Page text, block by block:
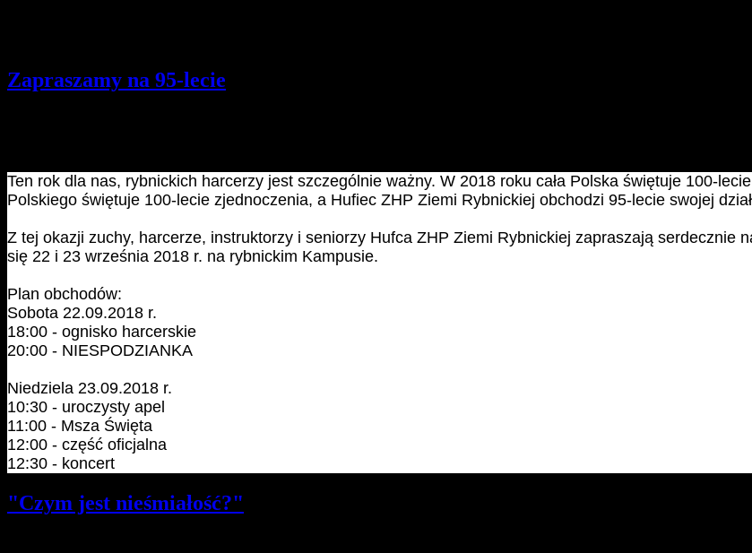
Zapraszamy na 95-lecie
Ten rok dla nas, rybnickich harcerzy jest szczególnie ważny. W 2018 roku cała Polska świętuje 100-
Polskiego świętuje 100-lecie zjednoczenia, a Hufiec ZHP Ziemi Rybnickiej obchodzi 95-lecie swojej
Z tej okazji zuchy, harcerze, instruktorzy i seniorzy Hufca ZHP Ziemi Rybnickiej zapraszają serdecznie
się 22 i 23 września 2018 r. na rybnickim Kampusie.
Plan obchodów:
Sobota 22.09.2018 r.
18:00 - ognisko harcerskie
20:00 - NIESPODZIANKA
Niedziela 23.09.2018 r.
10:30 - uroczysty apel
11:00 - Msza Święta
12:00 - część oficjalna
12:30 - koncert
"Czym jest nieśmiałość?"